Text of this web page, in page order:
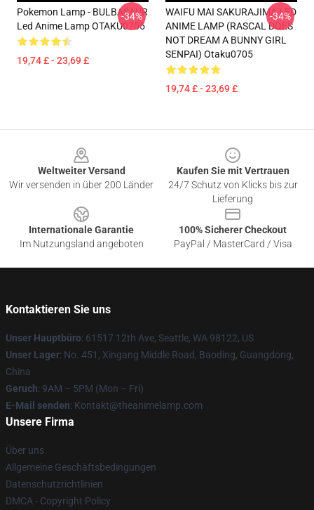
Pokemon Lamp - BULBASAUR
Led Anime Lamp OTAKU0705
19,74 £ - 23,69 £
-34%
WAIFU MAI SAKURAJIMA LED
ANIME LAMP (RASCAL DOES
NOT DREAM A BUNNY GIRL
SENPAI) Otaku0705
19,74 £ - 23,69 £
-34%
Weltweiter Versand
Wir versenden in über 200 Länder
Kaufen Sie mit Vertrauen
24/7 Schutz von Klicks bis zur
Lieferung
Internationale Garantie
Im Nutzungsland angeboten
100% Sicherer Checkout
PayPal / MasterCard / Visa
Kontaktieren Sie uns
Unser Hauptbüro: 61517 12th Ave, Seattle, WA 98122, US
Unser Lager: No. 451, Xingang Middle Road, Baoding, Guangdong,
China
Geruch: 9AM – 5PM (Mon – Fri)
E-Mail senden: Kontakt@theanimelamp.com
Unsere Firma
Über uns
Allgemeine Geschäftsbedingungen
Datenschutzrichtlinien
DMCA - Copyright Policy